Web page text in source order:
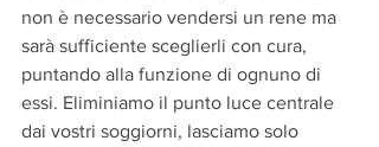
non è necessario vendersi un rene ma
sarà sufficiente sceglierli con cura,
puntando alla funzione di ognuno di
essi. Eliminiamo il punto luce centrale
dai vostri soggiorni, lasciamo solo